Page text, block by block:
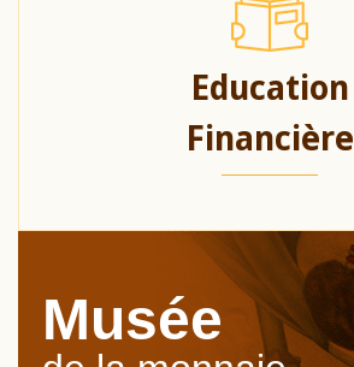
Education
Financière
Musée